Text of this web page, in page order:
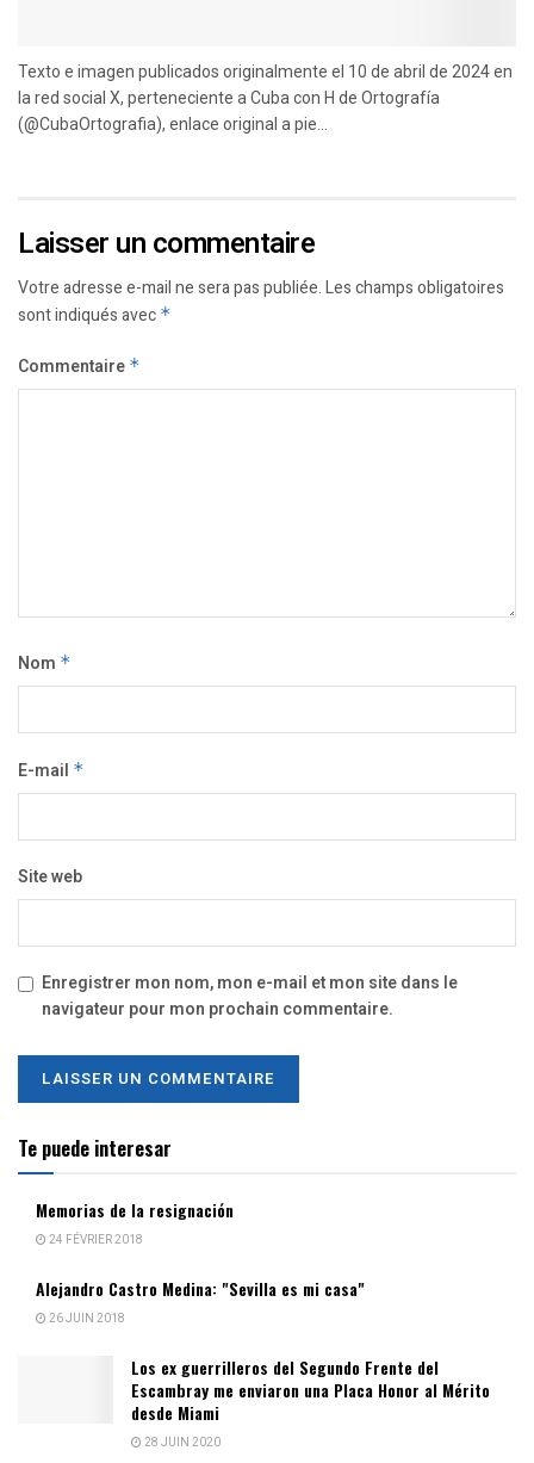
Texto e imagen publicados originalmente el 10 de abril de 2024 en
la red social X, perteneciente a Cuba con H de Ortografía
(@CubaOrtografia), enlace original a pie...
Laisser un commentaire
Votre adresse e-mail ne sera pas publiée.Les champs obligatoires
sont indiqués avec *
Commentaire *
Nom *
E-mail *
Site web
Enregistrer mon nom, mon e-mail et mon site dans le
navigateur pour mon prochain commentaire.
Te puede interesar
Memorias de la resignación
24 FÉVRIER 2018
Alejandro Castro Medina: "Sevilla es mi casa"
26 JUIN 2018
Los ex guerrilleros del Segundo Frente del
Escambray me enviaron una Placa Honor al Mérito
desde Miami
28 JUIN 2020